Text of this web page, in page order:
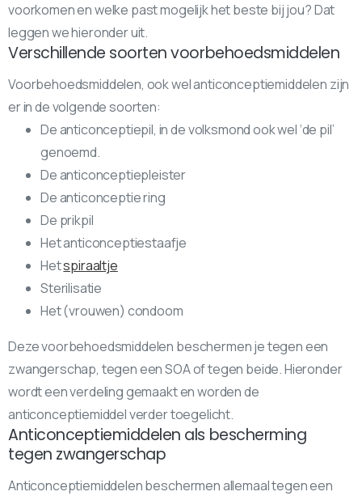
voorkomen en welke past mogelijk het beste bij jou? Dat
leggen we hieronder uit.
Verschillende soorten voorbehoedsmiddelen
Voorbehoedsmiddelen, ook wel anticonceptiemiddelen zijn
er in de volgende soorten:
De anticonceptiepil, in de volksmond ook wel ‘de pil’
genoemd.
De anticonceptiepleister
De anticonceptie ring
De prikpil
Het anticonceptiestaafje
Hetspiraaltje
Sterilisatie
Het (vrouwen) condoom
Deze voorbehoedsmiddelen beschermen je tegen een
zwangerschap, tegen een SOA of tegen beide. Hieronder
wordt een verdeling gemaakt en worden de
anticonceptiemiddel verder toegelicht.
Anticonceptiemiddelen als bescherming
tegen zwangerschap
Anticonceptiemiddelen beschermen allemaal tegen een